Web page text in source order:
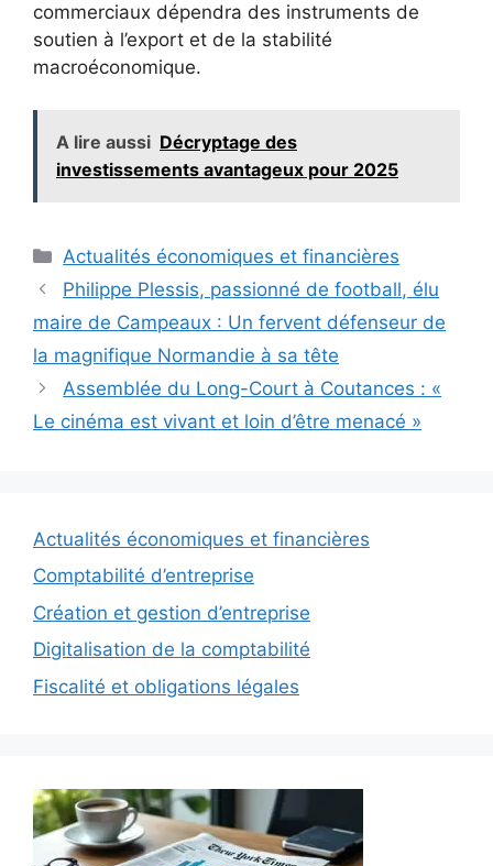
commerciaux dépendra des instruments de
soutien à l’export et de la stabilité
macroéconomique.
A lire aussi Décryptage des
investissements avantageux pour 2025
Catégories
Actualités économiques et financières
Philippe Plessis, passionné de football, élu
maire de Campeaux : Un fervent défenseur de
la magnifique Normandie à sa tête
Assemblée du Long-Court à Coutances : «
Le cinéma est vivant et loin d’être menacé »
Actualités économiques et financières
Comptabilité d’entreprise
Création et gestion d’entreprise
Digitalisation de la comptabilité
Fiscalité et obligations légales